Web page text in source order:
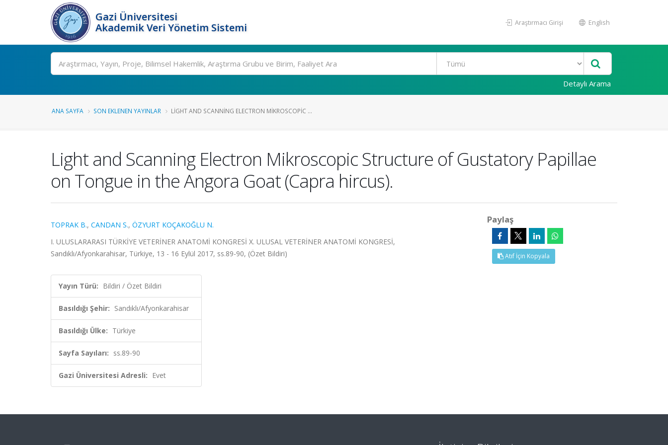
Gazi Üniversitesi
Akademik Veri Yönetim Sistemi
Araştırmacı Girişi English
Ara
Detaylı Arama
ANA SAYFA SON EKLENEN YAYINLAR LIGHT AND SCANNING ELECTRON MIKROSCOPIC ...
Light and Scanning Electron Mikroscopic Structure of Gustatory Papillae
on Tongue in the Angora Goat (Capra hircus).
TOPRAK B., CANDAN S., ÖZYURT KOÇAKOĞLU N.
I. ULUSLARARASI TÜRKİYE VETERİNER ANATOMİ KONGRESİ X. ULUSAL VETERİNER ANATOMİ KONGRESİ,
Sandıklı/Afyonkarahisar, Türkiye, 13 - 16 Eylül 2017, ss.89-90, (Özet Bildiri)
Yayın Türü: Bildiri / Özet Bildiri
Basıldığı Şehir: Sandıklı/Afyonkarahisar
Basıldığı Ülke: Türkiye
Sayfa Sayıları: ss.89-90
Gazi Üniversitesi Adresli: Evet
Paylaş
Atıf İçin Kopyala